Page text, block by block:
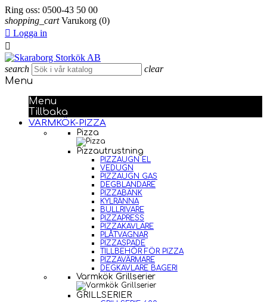
Ring oss: 0500-43 50 00
shopping_cart Varukorg (0)
 Logga in

search clear
Menu
Menu
Tillbaka
VARMKÖK-PIZZA
Pizza
Pizzautrustning
PIZZAUGN EL
VEDUGN
PIZZAUGN GAS
DEGBLANDARE
PIZZABÄNK
KYLRÄNNA
BULLRIVARE
PIZZAPRESS
PIZZAKAVLARE
PLÅTVAGNAR
PIZZASPADE
TILLBEHÖR FÖR PIZZA
PIZZAVÄRMARE
DEGKAVLARE BAGERI
Varmkök Grillserier
GRILLSERIER